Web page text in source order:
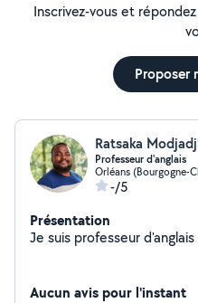
Inscrivez-vous et
Proposer
Ratsaka
Professeur d'anglais
Orléans (Bourgogne-
-/5
Présentation
Je suis professeur
Aucun avis pour l'instant